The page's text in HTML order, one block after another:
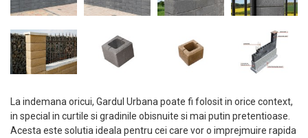
La indemana oricui, Gardul Urbana poate fi folosit in orice context,
in special in curtile si gradinile obisnuite si mai putin pretentioase.
Acesta este solutia ideala pentru cei care vor o imprejmuire rapida